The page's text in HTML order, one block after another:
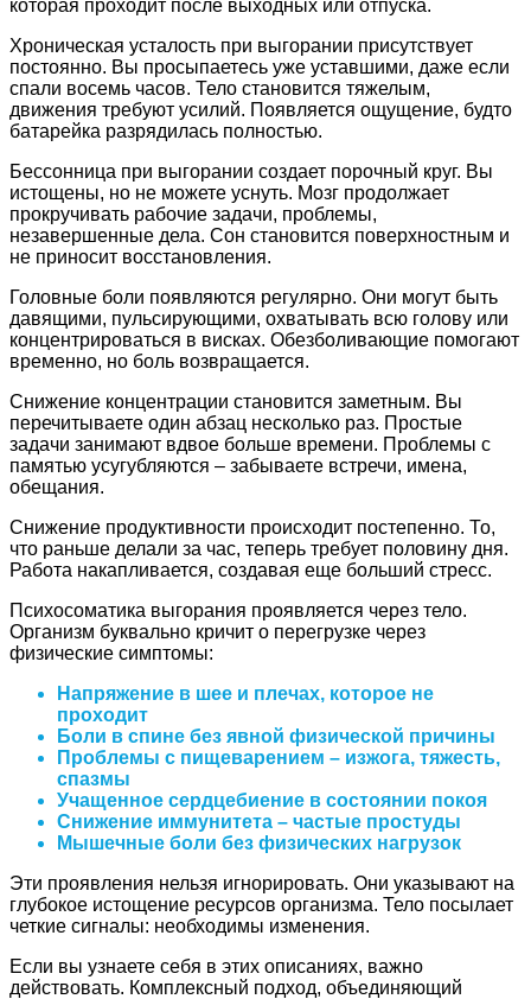
которая проходит после выходных или отпуска.
Хроническая усталость при выгорании присутствует
постоянно. Вы просыпаетесь уже уставшими, даже если
спали восемь часов. Тело становится тяжелым,
движения требуют усилий. Появляется ощущение, будто
батарейка разрядилась полностью.
Бессонница при выгорании создает порочный круг. Вы
истощены, но не можете уснуть. Мозг продолжает
прокручивать рабочие задачи, проблемы,
незавершенные дела. Сон становится поверхностным и
не приносит восстановления.
Головные боли появляются регулярно. Они могут быть
давящими, пульсирующими, охватывать всю голову или
концентрироваться в висках. Обезболивающие помогают
временно, но боль возвращается.
Снижение концентрации становится заметным. Вы
перечитываете один абзац несколько раз. Простые
задачи занимают вдвое больше времени. Проблемы с
памятью усугубляются – забываете встречи, имена,
обещания.
Снижение продуктивности происходит постепенно. То,
что раньше делали за час, теперь требует половину дня.
Работа накапливается, создавая еще больший стресс.
Психосоматика выгорания проявляется через тело.
Организм буквально кричит о перегрузке через
физические симптомы:
Напряжение в шее и плечах, которое не
проходит
Боли в спине без явной физической причины
Проблемы с пищеварением – изжога, тяжесть,
спазмы
Учащенное сердцебиение в состоянии покоя
Снижение иммунитета – частые простуды
Мышечные боли без физических нагрузок
Эти проявления нельзя игнорировать. Они указывают на
глубокое истощение ресурсов организма. Тело посылает
четкие сигналы: необходимы изменения.
Если вы узнаете себя в этих описаниях, важно
действовать. Комплексный подход, объединяющий